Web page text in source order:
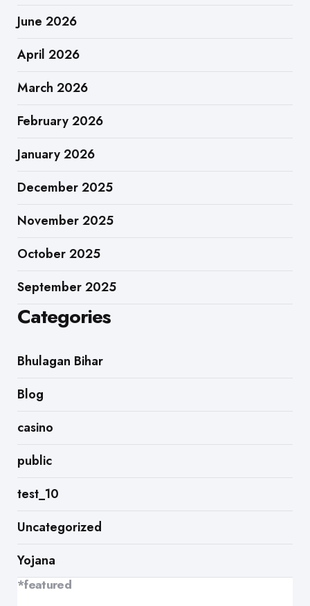
June 2026
April 2026
March 2026
February 2026
January 2026
December 2025
November 2025
October 2025
September 2025
Categories
Bhulagan Bihar
Blog
casino
public
test_10
Uncategorized
Yojana
*featured